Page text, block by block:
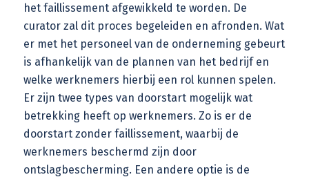
het faillissement afgewikkeld te worden. De
curator zal dit proces begeleiden en afronden. Wat
er met het personeel van de onderneming gebeurt
is afhankelijk van de plannen van het bedrijf en
welke werknemers hierbij een rol kunnen spelen.
Er zijn twee types van doorstart mogelijk wat
betrekking heeft op werknemers. Zo is er de
doorstart zonder faillissement, waarbij de
werknemers beschermd zijn door
ontslagbescherming. Een andere optie is de